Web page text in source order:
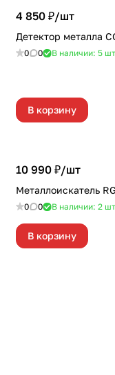
4 850 ₽/шт
Детектор металла
0 0 В наличии: 5 шт
В корзину
10 990 ₽/шт
Металлоискатель
0 0 В наличии: 2 шт
В корзину